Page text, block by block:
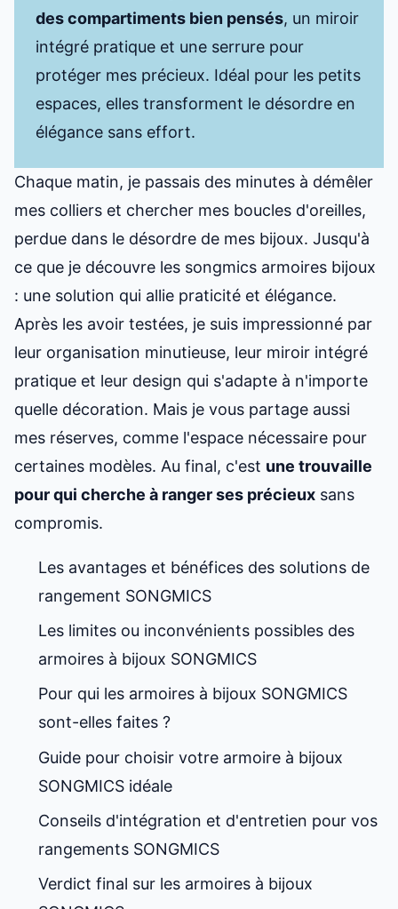
des compartiments bien pensés, un miroir
intégré pratique et une serrure pour
protéger mes précieux. Idéal pour les petits
espaces, elles transforment le désordre en
élégance sans effort.
Chaque matin, je passais des minutes à démêler
mes colliers et chercher mes boucles d'oreilles,
perdue dans le désordre de mes bijoux. Jusqu'à
ce que je découvre les songmics armoires bijoux
: une solution qui allie praticité et élégance.
Après les avoir testées, je suis impressionné par
leur organisation minutieuse, leur miroir intégré
pratique et leur design qui s'adapte à n'importe
quelle décoration. Mais je vous partage aussi
mes réserves, comme l'espace nécessaire pour
certaines modèles. Au final, c'est une trouvaille
pour qui cherche à ranger ses précieux sans
compromis.
Les avantages et bénéfices des solutions de
rangement SONGMICS
Les limites ou inconvénients possibles des
armoires à bijoux SONGMICS
Pour qui les armoires à bijoux SONGMICS
sont-elles faites ?
Guide pour choisir votre armoire à bijoux
SONGMICS idéale
Conseils d'intégration et d'entretien pour vos
rangements SONGMICS
Verdict final sur les armoires à bijoux